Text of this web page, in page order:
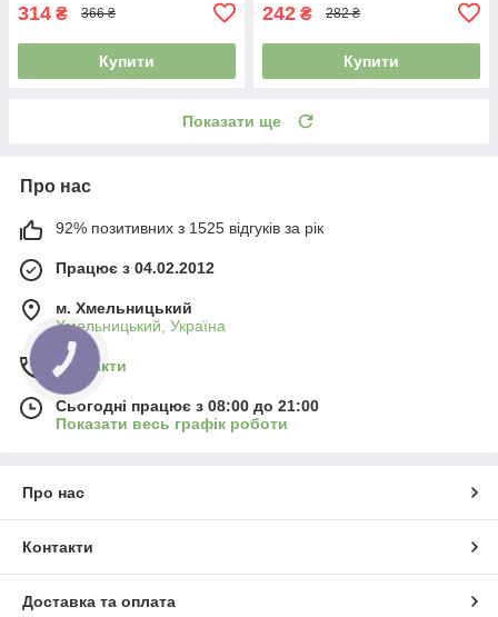
314 ₴ 366 ₴
Купити
242 ₴ 282 ₴
Купити
Показати ще
Про нас
92% позитивних з 1525 відгуків за рік
Працює з 04.02.2012
м. Хмельницький
Хмельницький, Україна
Контакти
Сьогодні працює з 08:00 до 21:00
Показати весь графік роботи
Про нас
Контакти
Доставка та оплата
КНОПКА
ЗВ'ЯЗКУ